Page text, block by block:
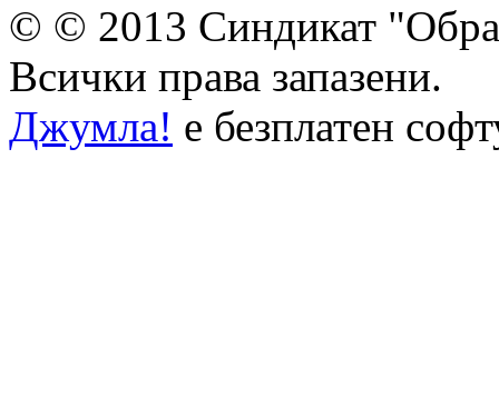
© © 2013 Синдикат
Всички права запазени.
Джумла! е безплатен